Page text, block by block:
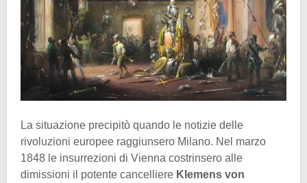
La situazione precipitò quando le notizie delle
rivoluzioni europee raggiunsero Milano. Nel marzo
1848 le insurrezioni di Vienna costrinsero alle
dimissioni il potente cancelliere Klemens von